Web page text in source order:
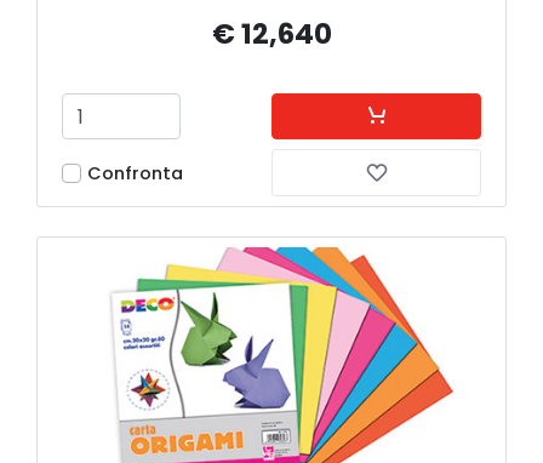
€ 12,640
Confronta